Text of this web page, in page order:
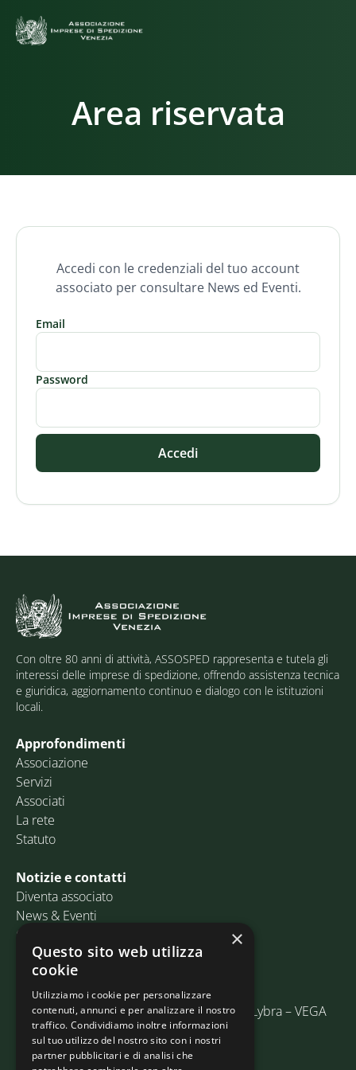
Area riservata
Accedi con le credenziali del tuo account
associato per consultare News ed Eventi.
Email
Password
Accedi
Con oltre 80 anni di attività, ASSOSPED rappresenta e tutela gli
interessi delle imprese di spedizione, offrendo assistenza tecnica
e giuridica, aggiornamento continuo e dialogo con le istituzioni
locali.
Approfondimenti
Associazione
Servizi
Associati
La rete
Statuto
Notizie e contatti
Diventa associato
News & Eventi
Contatti
Email:info@assosped.it
PEC: assospedvenezia@pec.fedespedi.it
Indirizzo: Via delle Industrie, 19/C Edificio Lybra – VEGA
30175 Marghera (VE)
×
Questo sito web utilizza
cookie
Utilizziamo i cookie per personalizzare
contenuti, annunci e per analizzare il nostro
traffico. Condividiamo inoltre informazioni
sul tuo utilizzo del nostro sito con i nostri
partner pubblicitari e di analisi che